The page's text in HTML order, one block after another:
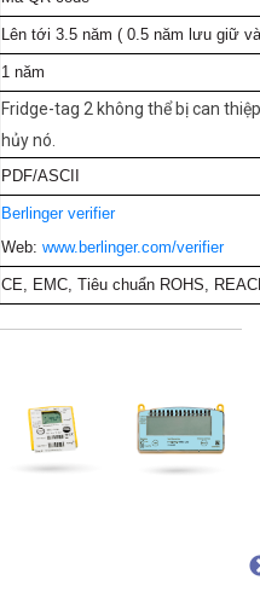
Lên tới 3.5 năm ( 0.5 năm lưu giữ
1 năm
Fridge-tag 2 không thể bị can
hủy nó.
PDF/ASCII
Berlinger verifier
Web: www.berlinger.com/verifier
CE, EMC, Tiêu chuẩn ROHS,